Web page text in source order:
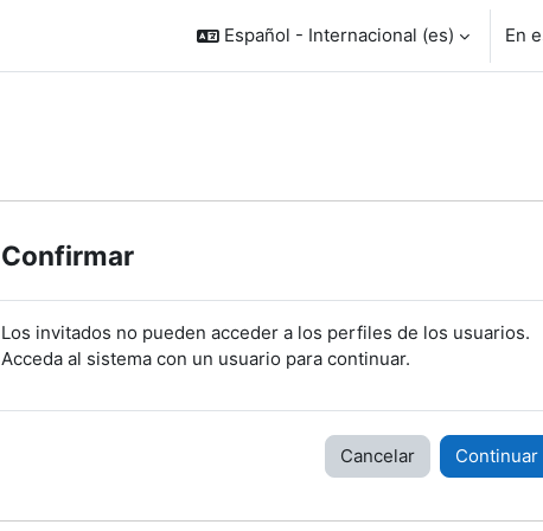
Español - Internacional ‎(es)‎ En
Confirmar
Los invitados no pueden acceder a los perfiles de los usuarios.
Acceda al sistema con un usuario para continuar.
Cancelar Continuar